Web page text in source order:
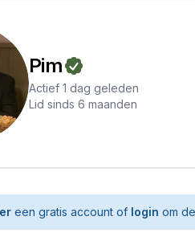
Pim
Actief 1 dag geleden
Lid sinds 6 maanden
een gratis account of login om